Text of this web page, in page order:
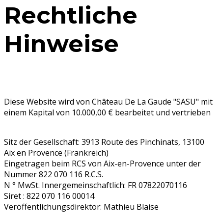
Rechtliche
Hinweise
Diese Website wird von Château De La Gaude "SASU" mit
einem Kapital von 10.000,00 € bearbeitet und vertrieben
Sitz der Gesellschaft: 3913 Route des Pinchinats, 13100
Aix en Provence (Frankreich)
Eingetragen beim RCS von Aix-en-Provence unter der
Nummer 822 070 116 R.C.S.
N ° MwSt. Innergemeinschaftlich: FR 07822070116
Siret : 822 070 116 00014
Veröffentlichungsdirektor: Mathieu Blaise